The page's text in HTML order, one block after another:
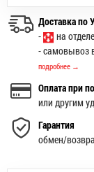
Доставка по
-
на
- самовывоз
подробнее →
Оплата при
или другим
Гарантия
обмен/